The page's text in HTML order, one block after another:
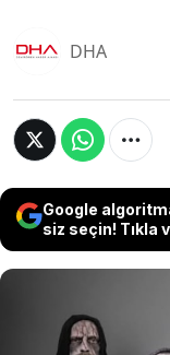
DHA
Google
siz seçin! Tıkla